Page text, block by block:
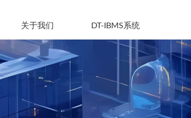
关于我们 DT-IBMS系统